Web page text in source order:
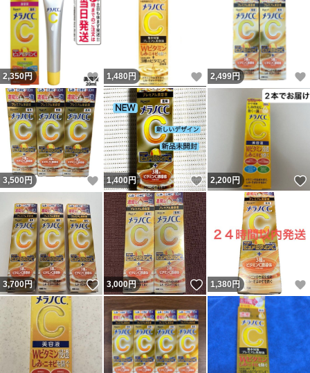
2,350円 いいね！
1,480 円 いいね！
2,499円
3,500 円 いいね！
1,400 円 いいね！
2,200円
3,700円 いいね！
3,000円 いいね！
1,380 円